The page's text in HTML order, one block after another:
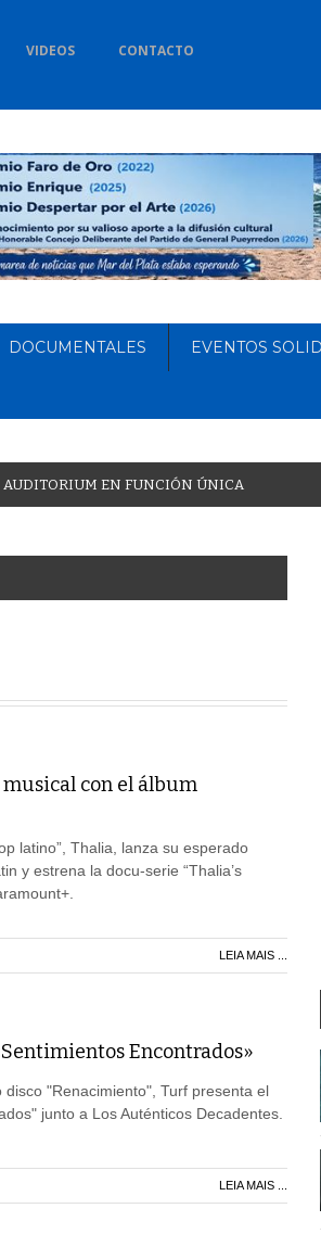
VIDEOS CONTACTO
DOCUMENTALES EVENTOS
AUDITORIUM EN FUNCIÓN ÚNICA
con el álbum
latino”, Thalia, lanza su esperado
y estrena la docu-serie “Thalia’s
LEIA MAIS ...
Encontrados»
"Renacimiento", Turf presenta el
junto a Los Auténticos Decadentes.
LEIA MAIS ...